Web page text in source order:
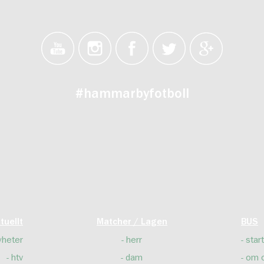
#hammarbyfotboll
htv
Matcher / Lagen
herr
dam
BUS
start
om